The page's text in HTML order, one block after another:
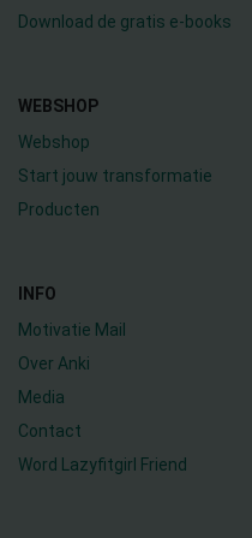
Download de gratis e-books
WEBSHOP
Webshop
Start jouw transformatie
Producten
INFO
Motivatie Mail
Over Anki
Media
Contact
Word Lazyfitgirl Friend